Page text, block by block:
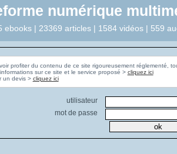
numérique
ebooks | 23369 articles | 1584 vidéos | 559
profiter du contenu de ce site rigoureusement réglementé,
sur ce site et le service proposé > cliquez ici
Pour obtenir un devis > cliquez ici
utilisateur
mot de passe